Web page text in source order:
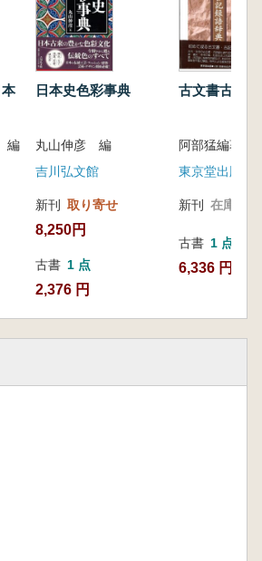
編
日本史色彩事典
丸山伸彦 編
吉川弘文館
新刊 取り寄せ
8,250円
古書 1 点
2,376 円
古文書古記
阿部猛編著
東京堂出版
新刊 在庫なし
古書 1 点
6,336 円